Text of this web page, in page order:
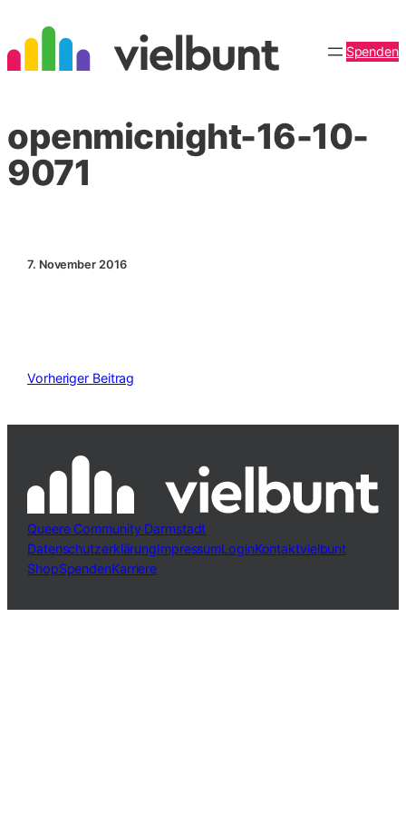
Inhalt
springen
Spenden
openmicnight-16-10-
9071
7. November 2016
Vorheriger Beitrag
Queere Community Darmstadt
DatenschutzerklärungImpressumLoginKontaktvielbunt
ShopSpendenKarriere